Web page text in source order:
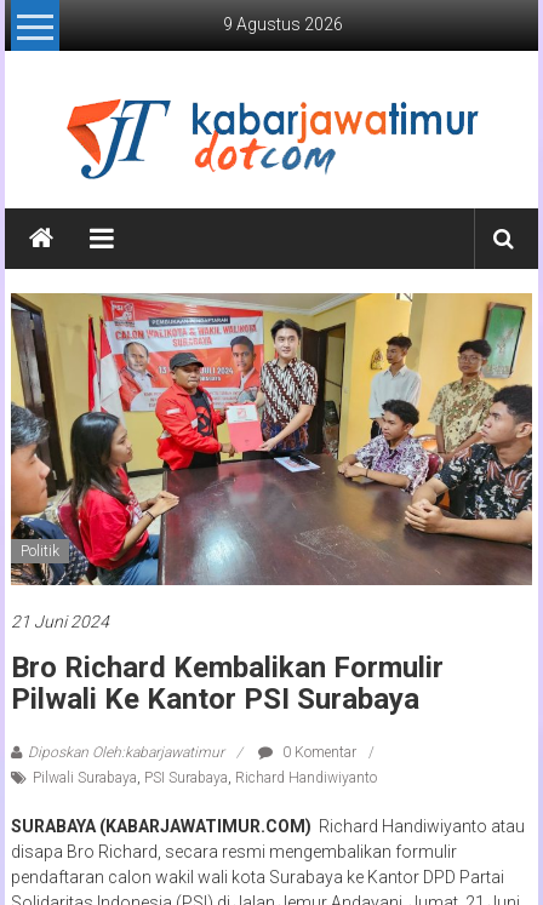
Lompat
ke
9 Agustus 2026
Kabar
Jawa
Timur
Media
Online
Jawa
Timur
Politik
21 Juni 2024
Bro Richard Kembalikan Formulir
Pilwali Ke Kantor PSI Surabaya
Diposkan Oleh:kabarjawatimur
0 Komentar
Pilwali Surabaya, PSI Surabaya, Richard Handiwiyanto
SURABAYA (KABARJAWATIMUR.COM) Richard Handiwiyanto atau
disapa Bro Richard, secara resmi mengembalikan formulir
pendaftaran calon wakil wali kota Surabaya ke Kantor DPD Partai